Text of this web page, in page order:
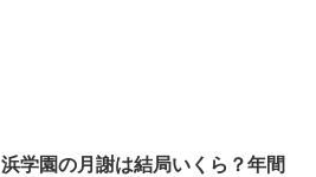
浜学園の月謝は結局いくら？年間